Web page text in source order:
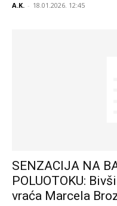
A.K. - 18.01.2026. 12:45
SENZACIJA NA
POLUOTOKU:
vraća Marcela